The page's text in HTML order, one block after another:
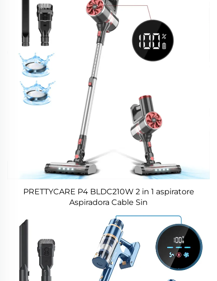
PRETTYCARE P4 BLDC210W 2 in 1 aspiratore
Aspiradora Cable Sin